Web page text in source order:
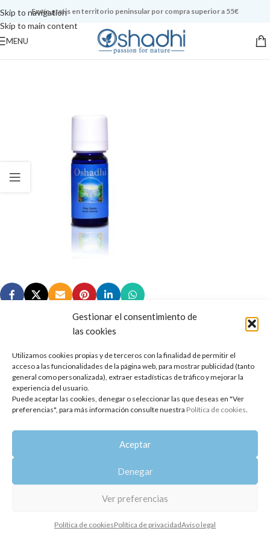
Gestionar el consentimiento de
las cookies
Utilizamos cookies propias y de terceros con la finalidad de permitir el
acceso a las funcionalidades de la página web, para mostrar publicidad (tanto
general como personalizada), extraer estadísticas de tráfico y mejorar la
experiencia del usuario.
Puede aceptar las cookies, denegar o seleccionar las que deseas en "Ver
preferencias", para más información consulte nuestra Política de cookies.
Aceptar
Denegar
Ver preferencias
Política de cookiesPolítica de privacidadAviso legal
Skip to navigation
Skip to main content
Envío gratis en territorio peninsular por compra superior a 55€
MENU
Copyright 2014-2025 Oshadhi España
Todos los derechos reservados.
Política de privacidad | Aviso legal | Política de cookies